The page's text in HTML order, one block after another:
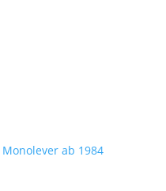
Monolever ab 1984